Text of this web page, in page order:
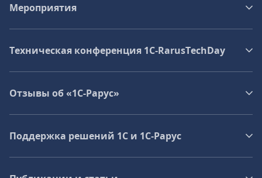
Мероприятия
Техническая конференция 1C‑RarusTechDay
Отзывы об «1С-Рарус»
Поддержка решений 1С и 1С‑Рарус